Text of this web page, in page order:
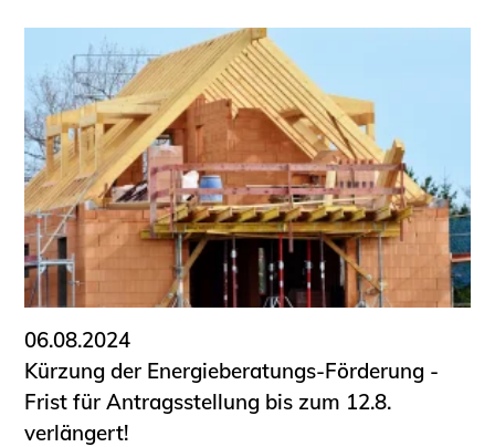
06.08.2024
Kürzung der Energieberatungs-Förderung -
Frist für Antragsstellung bis zum 12.8.
verlängert!